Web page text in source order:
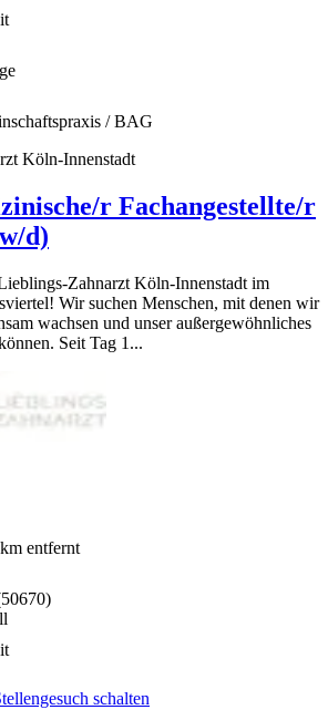
/ BAG
Köln-Innenstadt
r Fachangestellte/r
d)
Zahnarzt Köln-Innenstadt im
Wir suchen Menschen, mit denen wir
wachsen und unser außergewöhnliches
Seit Tag 1...
entfernt
50670)
schalten